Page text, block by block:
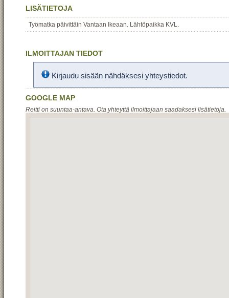
LISÄTIETOJA
Työmatka päivittäin Vantaan Ikeaan. Lähtöpaikka KVL.
ILMOITTAJAN TIEDOT
Kirjaudu sisään nähdäksesi yhteystiedot.
GOOGLE MAP
Reitti on suuntaa-antava. Ota yhteyttä ilmoittajaan saadaksesi lisätietoja.